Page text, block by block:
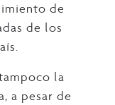
de
de los
la
a pesar de